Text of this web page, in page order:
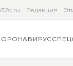
Редакция